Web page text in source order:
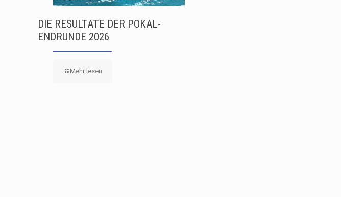
DIE RESULTATE DER POKAL-
ENDRUNDE 2026
Mehr lesen